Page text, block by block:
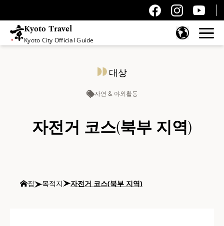
Kyoto Travel
Kyoto City Official Guide
대상
자연 & 야외활동
자전거 코스(북부 지역)
집 목적지 자전거 코스(북부 지역)